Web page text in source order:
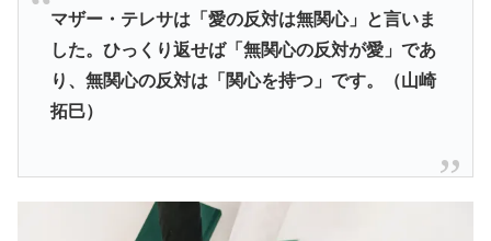
マザー・テレサは「愛の反対は無関心」と言いま
した。ひっくり返せば「無関心の反対が愛」であ
り、無関心の反対は「関心を持つ」です。（山崎
拓巳）